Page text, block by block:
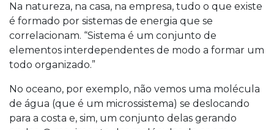
Na natureza, na casa, na empresa, tudo o que existe
é formado por sistemas de energia que se
correlacionam. “Sistema é um conjunto de
elementos interdependentes de modo a formar um
todo organizado.”
No oceano, por exemplo, não vemos uma molécula
de água (que é um microssistema) se deslocando
para a costa e, sim, um conjunto delas gerando